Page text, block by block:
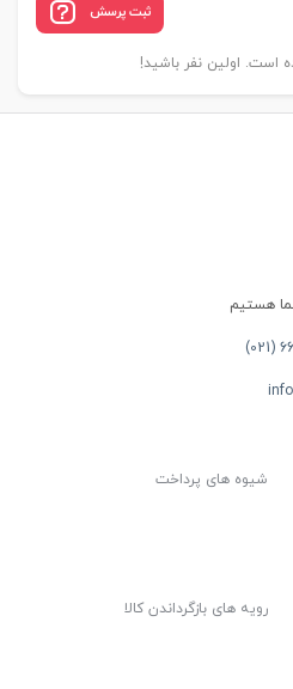
ثبت پرسش
اولین نفر باشید!
شیوه های پرداخت
رویه های بازگرداندن کالا